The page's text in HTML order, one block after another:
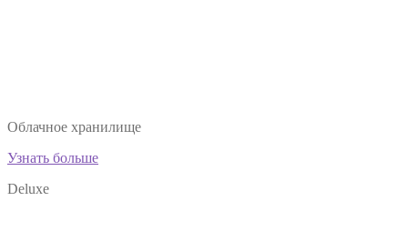
Облачное хранилище
Узнать больше
Deluxe